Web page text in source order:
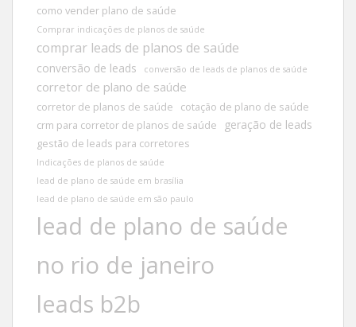
como vender plano de saúde
Comprar indicações de planos de saúde
comprar leads de planos de saúde
conversão de leads conversão de leads de planos de saúde
corretor de plano de saúde
corretor de planos de saúde
cotação de plano de saúde
crm para corretor de planos de saúde
geração de leads
gestão de leads para corretores
Indicações de planos de saúde
lead de plano de saúde em brasília
lead de plano de saúde em são paulo
lead de plano de saúde
no rio de janeiro
leads b2b